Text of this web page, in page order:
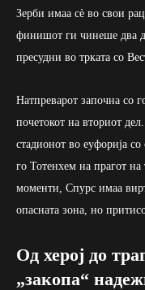
Зерби имаа сè во свои
финишот ги чинеше два
пресудни во трката со
Натпреварот започна со
почетокот на вториот дел.
стадионот во еуфорија
го Тотенхем на прагот на
моменти, Спурс имаа
опасната зона, но
Од херој до
„закопа“